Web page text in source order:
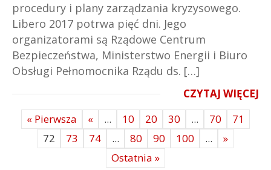
procedury i plany zarządzania kryzysowego.
Libero 2017 potrwa pięć dni. Jego
organizatorami są Rządowe Centrum
Bezpieczeństwa, Ministerstwo Energii i Biuro
Obsługi Pełnomocnika Rządu ds. […]
CZYTAJ WIĘCEJ
« Pierwsza
« ... 10 20 30 ... 70
71
72
73 74 ... 80 90 100 ...
»
Ostatnia »